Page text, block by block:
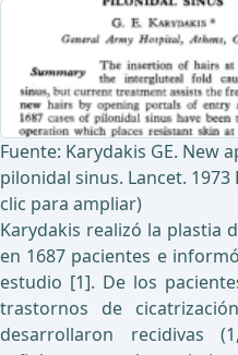
Fuente: Karydakis GE. New
pilonidal sinus. Lancet. 1973
clic para ampliar)
Karydakis realizó la plastia
en 1687 pacientes e
estudio [1]. De los
trastornos de
desarrollaron recidivas